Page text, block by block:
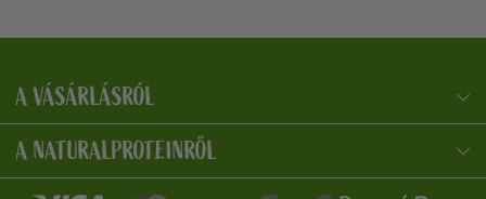
A VÁSÁRLÁSRÓL
A NATURALPROTEINRŐL
NaturalProtein Tanácsadó
Online · Itt vagyok Önnek